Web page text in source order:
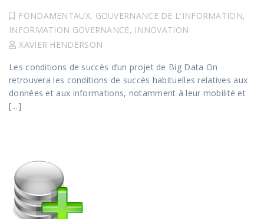
FONDAMENTAUX, GOUVERNANCE DE L'INFORMATION,
INFORMATION GOVERNANCE, INNOVATION
XAVIER HENDERSON
Les conditions de succès d’un projet de Big Data On
retrouvera les conditions de succès habituelles relatives aux
données et aux informations, notamment à leur mobilité et
[…]